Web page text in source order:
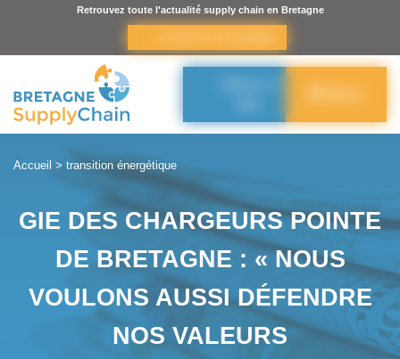
Retrouvez toute l'actualité supply chain en Bretagne
Accueil > transition énergétique
GIE DES CHARGEURS POINTE
DE BRETAGNE : « NOUS
VOULONS AUSSI DÉFENDRE
NOS VALEURS
Panneau de gestion des cookies